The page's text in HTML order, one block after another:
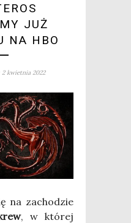
JUŻ
NA HBO
kwietnia 2022
na zacho­dzie
, w któ­rej